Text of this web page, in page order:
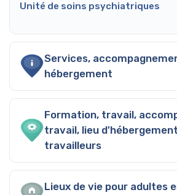
Unité de soins psychiatriques
Services,
hébergement
Formation, travail,
travail, lieu
travailleurs
Lieux de vie pour adultes